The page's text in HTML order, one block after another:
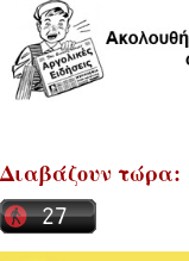
Διαβάζουν τώρα: